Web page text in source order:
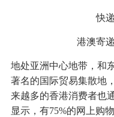
快
港澳寄
地处亚洲中心地带，和
著名的国际贸易集散地
来越多的香港消费者也
显示，有75%的网上购